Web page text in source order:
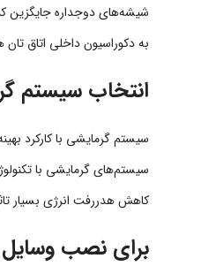
شیشه‌های دوجداره جایگزین
به دکوراسیون داخلی اتاق
انتخاب سیستم
سیستم گرمایشی با کارکرد
سیستم‌های گرمایشی با
کاهش هدررفت انرژی بسیار
برای نصب وسایل